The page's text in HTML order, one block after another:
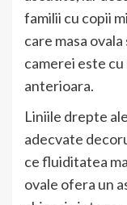
familii cu copii
care masa
camerei este
anterioara.
Liniile drepte
adecvate
ce fluiditatea
ovale ofera un